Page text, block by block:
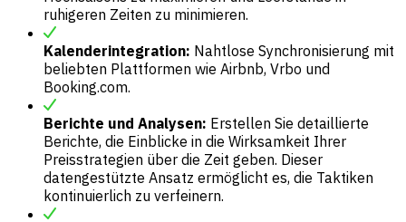
ruhigeren Zeiten zu minimieren.
Kalenderintegration: Nahtlose Synchronisierung mit
beliebten Plattformen wie Airbnb, Vrbo und
Booking.com.
Berichte und Analysen: Erstellen Sie detaillierte
Berichte, die Einblicke in die Wirksamkeit Ihrer
Preisstrategien über die Zeit geben. Dieser
datengestützte Ansatz ermöglicht es, die Taktiken
kontinuierlich zu verfeinern.